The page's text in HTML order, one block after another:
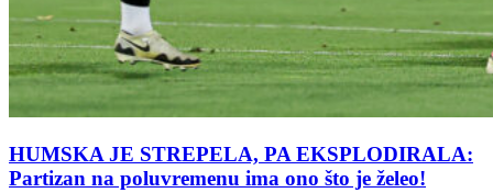
HUMSKA JE STREPELA, PA EKSPLODIRALA:
Partizan na poluvremenu ima ono što je želeo!